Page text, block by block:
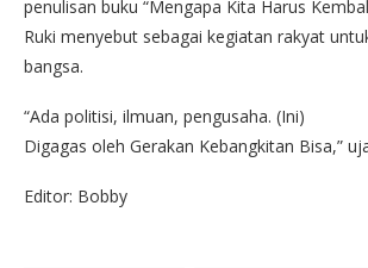
penulisan buku “Mengapa Kita Harus
Ruki menyebut sebagai kegiatan rakyat
bangsa.
“Ada politisi, ilmuan, pengusaha. (Ini)
Digagas oleh Gerakan Kebangkitan Bisa,”
Editor: Bobby